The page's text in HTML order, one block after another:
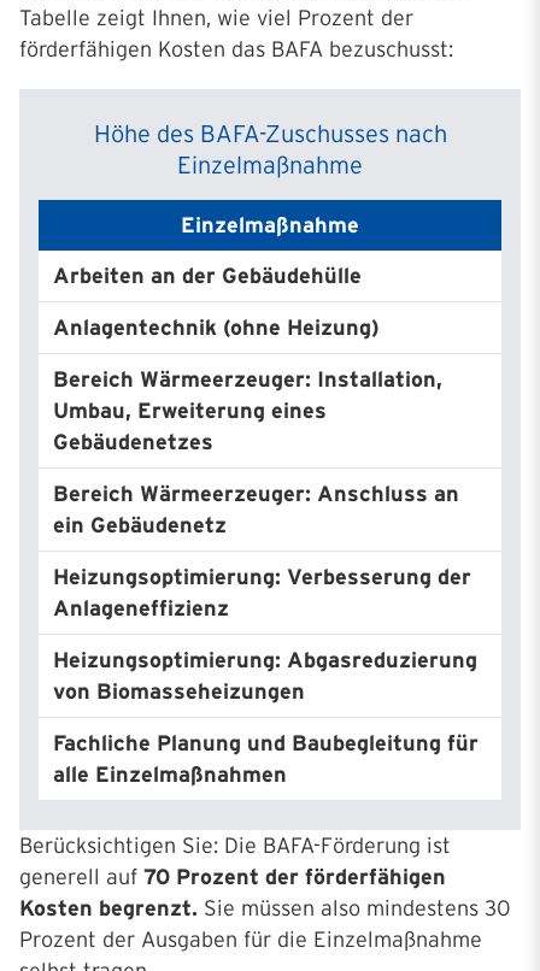
Tabelle zeigt Ihnen, wie viel Prozent der
förderfähigen Kosten das BAFA bezuschusst:
Höhe des BAFA-Zuschusses nach
Einzelmaßnahme
Einzelmaßnahme
Arbeiten an der Gebäudehülle
Anlagentechnik (ohne Heizung)
Bereich Wärmeerzeuger: Installation,
Umbau, Erweiterung eines
Gebäudenetzes
Bereich Wärmeerzeuger: Anschluss an
ein Gebäudenetz
Heizungsoptimierung: Verbesserung der
Anlageneffizienz
Heizungsoptimierung: Abgasreduzierung
von Biomasseheizungen
Fachliche Planung und Baubegleitung für
alle Einzelmaßnahmen
Berücksichtigen Sie: Die BAFA-Förderung ist
generell auf 70 Prozent der förderfähigen
Kosten begrenzt. Sie müssen also mindestens 30
Prozent der Ausgaben für die Einzelmaßnahme